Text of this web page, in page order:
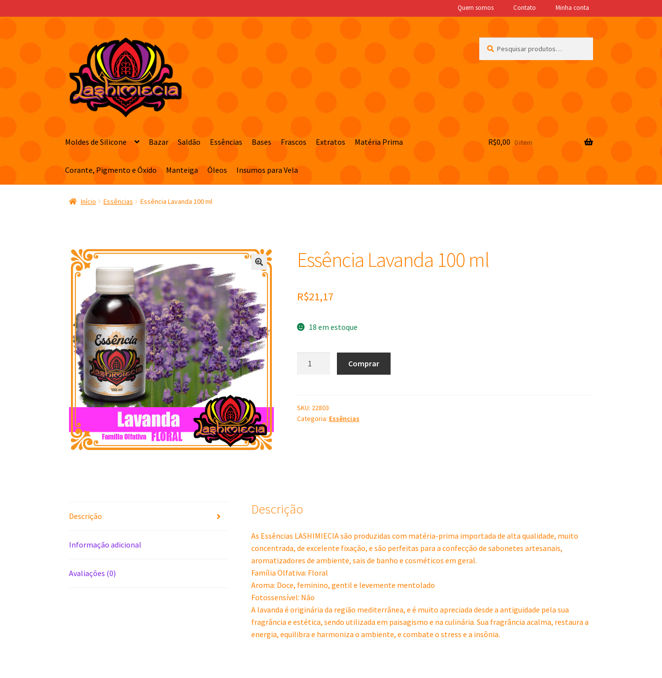
Quem somos Contato Minha conta
navegação
conteúdo
por:
Moldes de Silicone Bazar Saldão Essências Bases Frascos Extratos Matéria Prima
Corante, Pigmento e Óxido Manteiga Óleos Insumos para Vela
R$0,00 0 item
Início Essências Essência Lavanda 100 ml
Essência Lavanda 100 ml
R$21,17
18 em estoque
quantidade
Comprar
SKU: 22803
Categoria: Essências
Descrição
Informação adicional
Avaliações (0)
Descrição
As Essências LASHIMIECIA são produzidas com matéria-prima importada de alta qualidade, muito
concentrada, de excelente fixação, e são perfeitas para a confecção de sabonetes artesanais,
aromatizadores de ambiente, sais de banho e cosméticos em geral.
Família Olfativa: Floral
Aroma: Doce, feminino, gentil e levemente mentolado
Fotossensível: Não
A lavanda é originária da região mediterrânea, e é muito apreciada desde a antiguidade pela sua
fragrância e estética, sendo utilizada em paisagismo e na culinária. Sua fragrância acalma, restaura a
energia, equilibra e harmoniza o ambiente, e combate o stress e a insônia.